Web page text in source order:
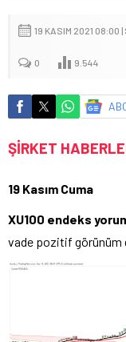
19 KASIM 2021 08:00 |
0 9.544
ŞİRKET
19 Kasım Cuma
XU100 endeks
vade pozitif görünüm